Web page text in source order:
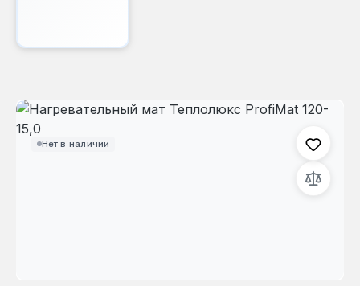
Нет в наличии
Пропустить галерею изображений